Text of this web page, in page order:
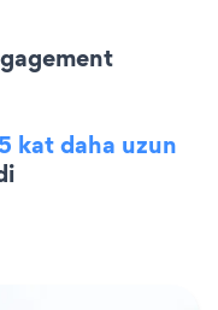
kat daha uzun